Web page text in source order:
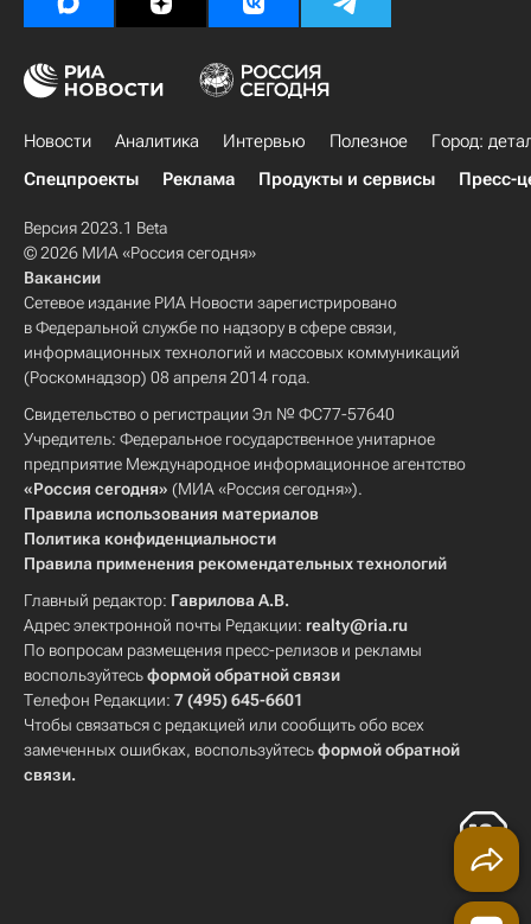
Новости Аналитика Интервью Полезное
Город:
Спецпроекты
Реклама Продукты и сервисы Пресс-
Версия 2023.1 Beta
© 2026 МИА «Россия сегодня»
Вакансии
Сетевое издание РИА Новости зарегистрировано
в Федеральной службе по надзору в сфере связи,
информационных технологий и массовых коммуникаций
(Роскомнадзор) 08 апреля 2014 года.
Свидетельство о регистрации Эл № ФС77-57640
Учредитель: Федеральное государственное унитарное
предприятие Международное информационное агентство
«Россия сегодня» (МИА «Россия сегодня»).
Правила использования материалов
Политика конфиденциальности
Правила применения рекомендательных технологий
Главный редактор: Гаврилова А.В.
Адрес электронной почты Редакции: realty@ria.ru
По вопросам размещения пресс-релизов и рекламы
воспользуйтесьформой обратной связи
Телефон Редакции: 7 (495) 645-6601
Чтобы связаться с редакцией или сообщить обо всех
замеченных ошибках, воспользуйтесьформой обратной
связи.